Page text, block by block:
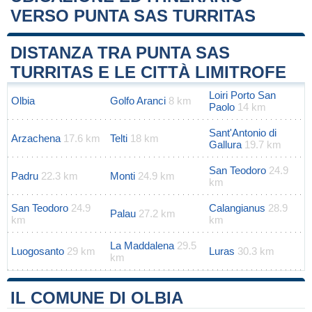
VERSO PUNTA SAS TURRITAS
+
−
Leaflet|Map data ©OpenStreetMap
DISTANZA TRA PUNTA SAS
TURRITAS E LE CITTÀ LIMITROFE
Olbia Golfo Aranci 8 km
Loiri Porto San
Paolo 14 km
Arzachena 17.6 km Telti 18 km
Sant'Antonio di
Gallura 19.7 km
Padru 22.3 km Monti 24.9 km San Teodoro 24.9
km
San Teodoro 24.9
km
Palau 27.2 km Calangianus 28.9
km
Luogosanto 29 km La Maddalena 29.5
km
Luras 30.3 km
IL COMUNE DI OLBIA